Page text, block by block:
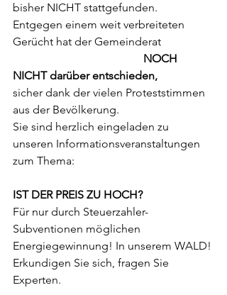
bisher NICHT stattgefunden.
Entgegen einem weit verbreiteten
Gerücht hat der Gemeinderat
NOCH
NICHT darüber entschieden,
sicher dank der vielen Proteststimmen
aus der Bevölkerung.
Sie sind herzlich eingeladen zu
unseren Informationsveranstaltungen
zum Thema:
IST DER PREIS ZU HOCH?
Für nur durch Steuerzahler-
Subventionen möglichen
Energiegewinnung! In unserem WALD!
Erkundigen Sie sich, fragen Sie
Experten.